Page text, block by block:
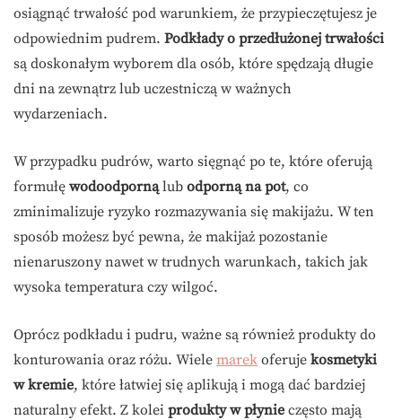
osiągnąć trwałość pod warunkiem, że przypieczętujesz je
odpowiednim pudrem. Podkłady o przedłużonej trwałości
są doskonałym wyborem dla osób, które spędzają długie
dni na zewnątrz lub uczestniczą w ważnych
wydarzeniach.
W przypadku pudrów, warto sięgnąć po te, które oferują
formułę wodoodpornąlub odporną na pot, co
zminimalizuje ryzyko rozmazywania się makijażu. W ten
sposób możesz być pewna, że makijaż pozostanie
nienaruszony nawet w trudnych warunkach, takich jak
wysoka temperatura czy wilgoć.
Oprócz podkładu i pudru, ważne są również produkty do
konturowania oraz różu. Wiele marek oferuje kosmetyki
w kremie, które łatwiej się aplikują i mogą dać bardziej
naturalny efekt. Z kolei produkty w płynie często mają